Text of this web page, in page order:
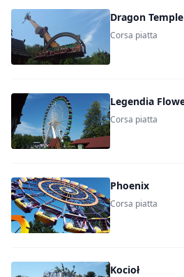
Dragon Temple
Corsa piatta
Legendia
Corsa piatta
Phoenix
Corsa piatta
Kocioł